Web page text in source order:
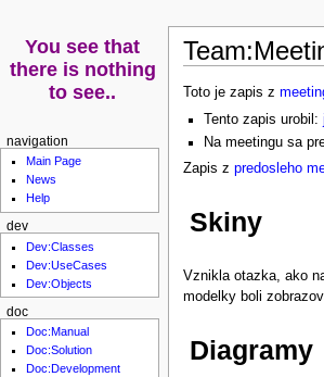
Toto je zapis z
Tento zapis urobil:
Na meetingu sa
Zapis z predosleho
Skiny
Vznikla otazka, ako
modelky boli
Diagramy
navigation
Main Page
News
Help
dev
Dev:Classes
Dev:UseCases
Dev:Objects
doc
Doc:Manual
Doc:Solution
Doc:Development